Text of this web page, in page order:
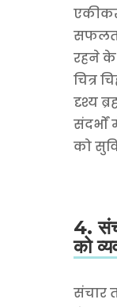
रहने के
चित्र
दृश्य
को
4.
को
संचार